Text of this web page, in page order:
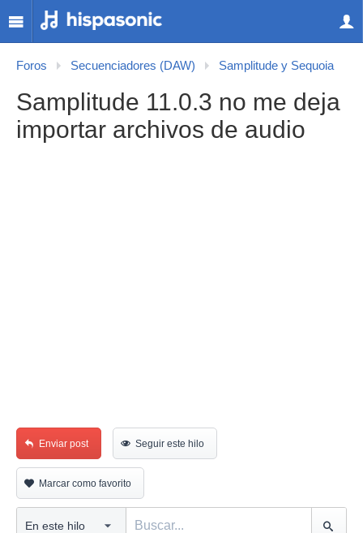
Foros Secuenciadores (DAW) Samplitude y Sequoia
Samplitude 11.0.3 no me deja
importar archivos de audio
Enviar post Seguir este hilo
Marcar como favorito